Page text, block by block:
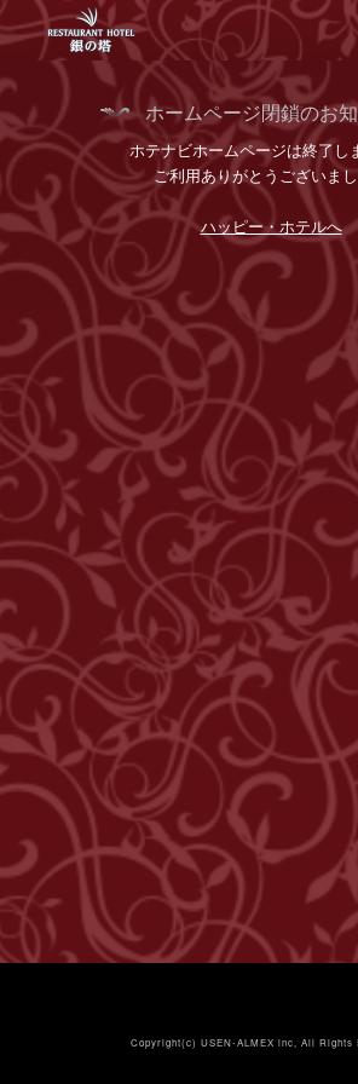
ホームページ閉鎖のお
ホテナビホームページは終了し
ご利用ありがとうございまし
ハッピー・ホテルへ
Copyright(c)USEN-ALMEX inc, All Rights